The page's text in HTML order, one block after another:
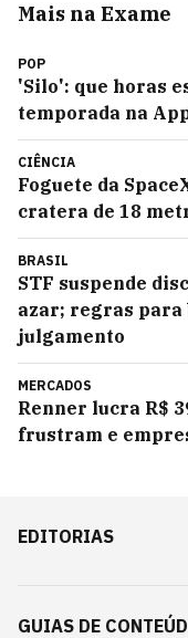
Mais na Exame
POP
'Silo': que horas
temporada na
CIÊNCIA
Foguete da
cratera de 18
BRASIL
STF suspende
azar; regras para
julgamento
MERCADOS
Renner lucra R$
frustram e
EDITORIAS
GUIAS DE